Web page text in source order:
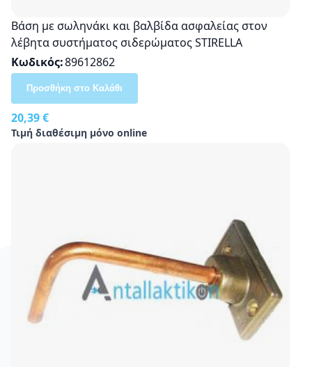
Βάση με σωληνάκι και βαλβίδα ασφαλείας στον
λέβητα συστήματος σιδερώματος STIRELLA
Κωδικός 89612862
20,39 €
Τιμή διαθέσιμη μόνο online
Προσθήκη στο Καλάθι